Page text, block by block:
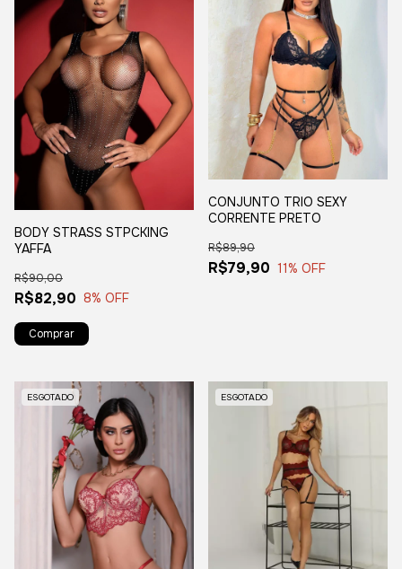
BODY STRASS STPCKING
YAFFA
R$82,90
R$90,00
8% OFF
CONJUNTO TRIO SEXY
CORRENTE PRETO
R$79,90
R$89,90
11% OFF
ESGOTADO ESGOTADO